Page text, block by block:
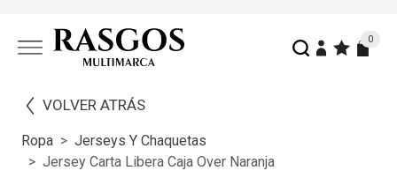
0
VOLVER ATRÁS
Ropa
Jerseys Y Chaquetas
Jersey Carta Libera Caja Over Naranja